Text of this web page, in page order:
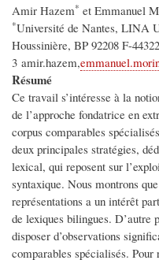
Amir Hazem* et Emmanuel
*Université de Nantes, LINA
Houssinière, BP 92208 F-
3 amir.hazem,
Résumé
Ce travail s’intéresse à la
de l’approche fondatrice en
corpus comparables
deux principales stratégies,
lexical, qui reposent sur
syntaxique. Nous montrons
représentations a un intérêt
de lexiques bilingues. D’autre
disposer d’observations
comparables spécialisés.